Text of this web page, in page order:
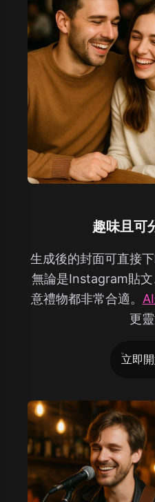
趣味且可
生成後的封面可直接
無論是Instagram貼文
意禮物都非常合適。
更靈
立即